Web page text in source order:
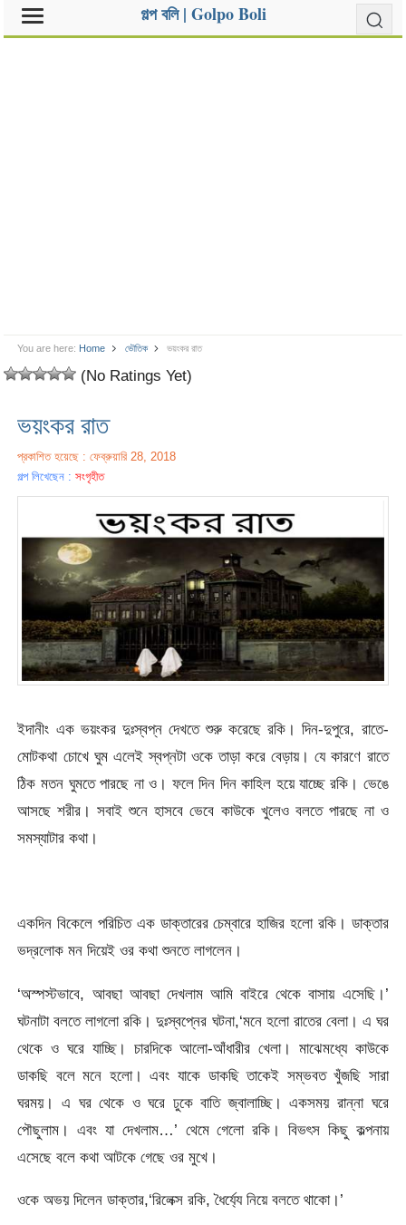
গল্প বলি | Golpo Boli
You are here: Home ভৌতিক ভয়ংকর রাত
(No Ratings Yet)
ভয়ংকর রাত
প্রকাশিত হয়েছে : ফেব্রুয়ারি 28, 2018
গল্প লিখেছেন :সংগৃহীত
ইদানীং এক ভয়ংকর দুঃস্বপ্ন দেখতে শুরু করেছে রকি। দিন-দুপুরে, রাতে-
মোটকথা চোখে ঘুম এলেই স্বপ্নটা ওকে তাড়া করে বেড়ায়। যে কারণে রাতে
ঠিক মতন ঘুমতে পারছে না ও। ফলে দিন দিন কাহিল হয়ে যাচ্ছে রকি। ভেঙে
আসছে শরীর। সবাই শুনে হাসবে ভেবে কাউকে খুলেও বলতে পারছে না ও
সমস্যাটার কথা।
একদিন বিকেলে পরিচিত এক ডাক্তারের চেম্বারে হাজির হলো রকি। ডাক্তার
ভদ্রলোক মন দিয়েই ওর কথা শুনতে লাগলেন।
‘অস্পস্টভাবে, আবছা আবছা দেখলাম আমি বাইরে থেকে বাসায় এসেছি।’
ঘটনাটা বলতে লাগলো রকি। দুঃস্বপ্নের ঘটনা,‘মনে হলো রাতের বেলা। এ ঘর
থেকে ও ঘরে যাচ্ছি। চারদিকে আলো-আঁধারীর খেলা। মাঝেমধ্যে কাউকে
ডাকছি বলে মনে হলো। এবং যাকে ডাকছি তাকেই সম্ভবত খুঁজছি সারা
ঘরময়। এ ঘর থেকে ও ঘরে ঢুকে বাতি জ্বালাচ্ছি। একসময় রান্না ঘরে
পৌছুলাম। এবং যা দেখলাম…’ থেমে গেলো রকি। বিভৎস কিছু কল্পনায়
এসেছে বলে কথা আটকে গেছে ওর মুখে।
ওকে অভয় দিলেন ডাক্তার,‘রিলেক্স রকি, ধৈর্য্যে নিয়ে বলতে থাকো।’